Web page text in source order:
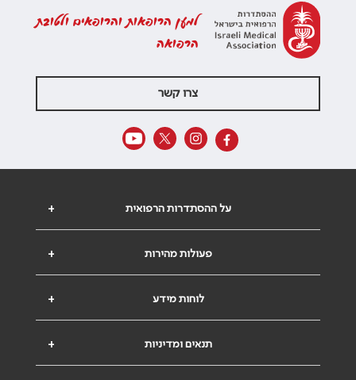
למען הרופאות והרופאים ולטובת
הרפואה
צרו קשר
+ על ההסתדרות הרפואית
+ פעולות מהירות
+ לוחות מידע
+ תנאים ומדיניות